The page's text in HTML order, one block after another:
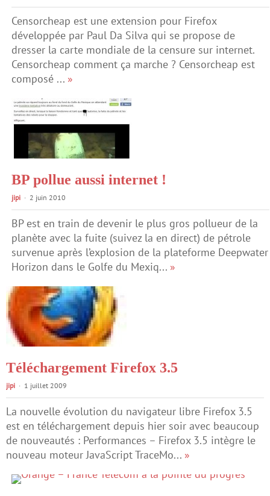
Censorcheap est une extension pour Firefox
développée par Paul Da Silva qui se propose de
dresser la carte mondiale de la censure sur internet.
Censorcheap comment ça marche ? Censorcheap est
composé ... »
BP pollue aussi internet !
jipi 2 juin 2010
BP est en train de devenir le plus gros pollueur de la
planète avec la fuite (suivez la en direct) de pétrole
survenue après l’explosion de la plateforme Deepwater
Horizon dans le Golfe du Mexiq... »
Téléchargement Firefox 3.5
jipi 1 juillet 2009
La nouvelle évolution du navigateur libre Firefox 3.5
est en téléchargement depuis hier soir avec beaucoup
de nouveautés : Performances – Firefox 3.5 intègre le
nouveau moteur JavaScript TraceMo... »